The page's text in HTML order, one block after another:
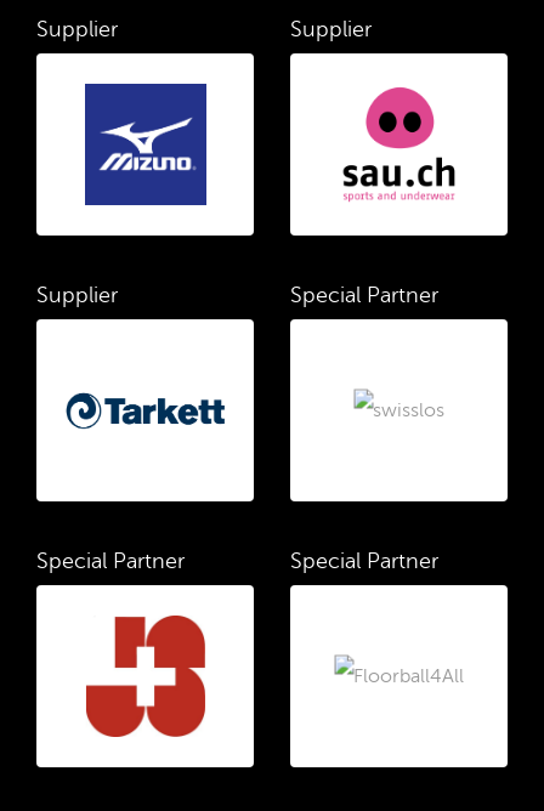
Supplier Supplier
Supplier Special Partner
Special Partner Special Partner